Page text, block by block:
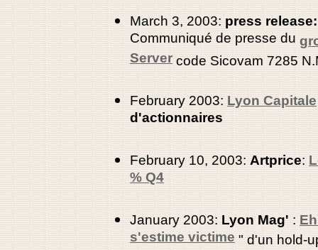
March 3, 2003: press release:
Communiqué de presse du
Server code Sicovam 7285
February 2003: Lyon Capitale
d'actionnaires
February 10, 2003: Artprice:
% Q4
January 2003: Lyon Mag' :
s'estime victime " d'un hold-